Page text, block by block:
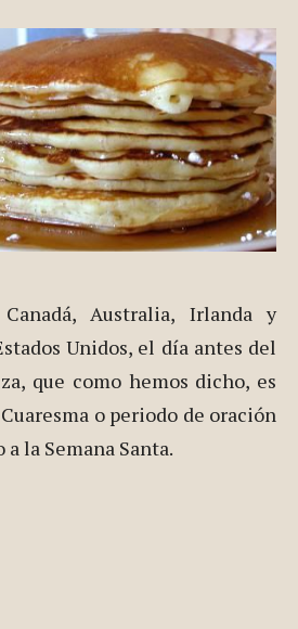
Australia, Irlanda y
Unidos, el día antes del
que como hemos dicho, es
o periodo de oración
la Semana Santa.